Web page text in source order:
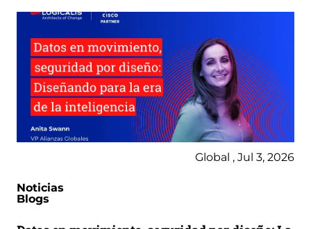
Global , Jul 3, 2026
Noticias
Blogs